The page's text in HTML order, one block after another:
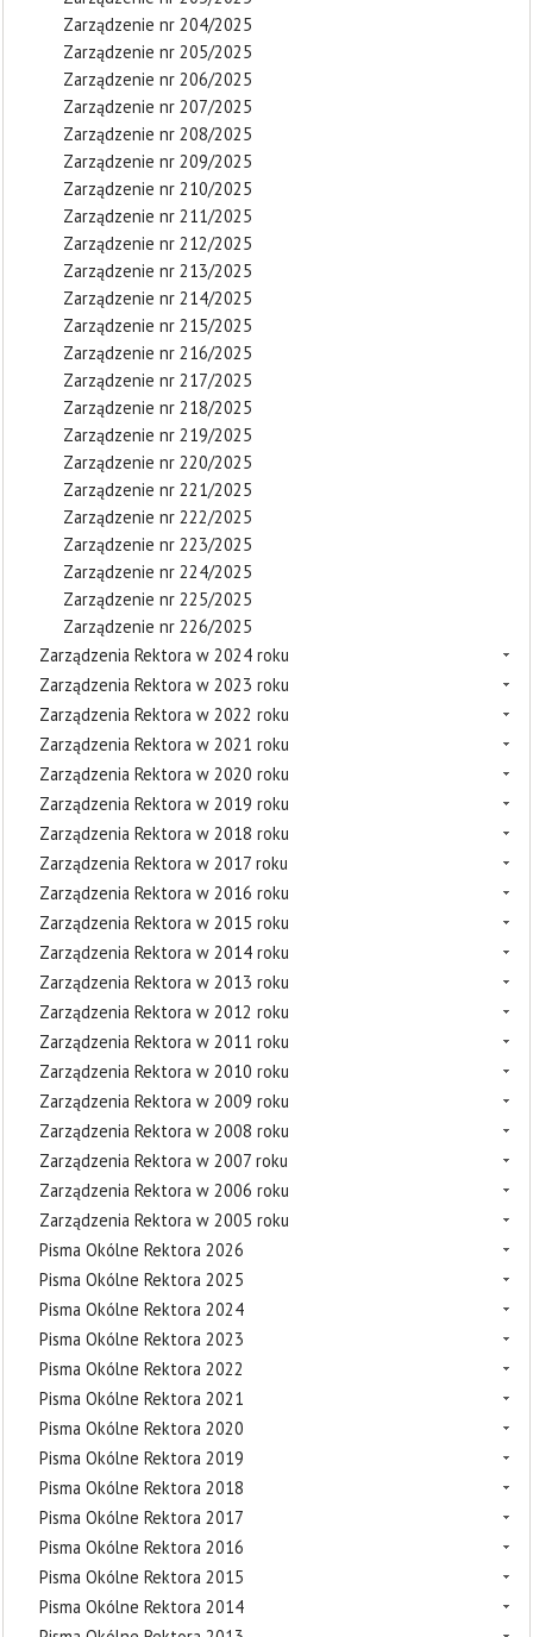
Zarządzenie nr 204/2025
Zarządzenie nr 205/2025
Zarządzenie nr 206/2025
Zarządzenie nr 207/2025
Zarządzenie nr 208/2025
Zarządzenie nr 209/2025
Zarządzenie nr 210/2025
Zarządzenie nr 211/2025
Zarządzenie nr 212/2025
Zarządzenie nr 213/2025
Zarządzenie nr 214/2025
Zarządzenie nr 215/2025
Zarządzenie nr 216/2025
Zarządzenie nr 217/2025
Zarządzenie nr 218/2025
Zarządzenie nr 219/2025
Zarządzenie nr 220/2025
Zarządzenie nr 221/2025
Zarządzenie nr 222/2025
Zarządzenie nr 223/2025
Zarządzenie nr 224/2025
Zarządzenie nr 225/2025
Zarządzenie nr 226/2025
Zarządzenia Rektora w 2024 roku
Zarządzenia Rektora w 2023 roku
Zarządzenia Rektora w 2022 roku
Zarządzenia Rektora w 2021 roku
Zarządzenia Rektora w 2020 roku
Zarządzenia Rektora w 2019 roku
Zarządzenia Rektora w 2018 roku
Zarządzenia Rektora w 2017 roku
Zarządzenia Rektora w 2016 roku
Zarządzenia Rektora w 2015 roku
Zarządzenia Rektora w 2014 roku
Zarządzenia Rektora w 2013 roku
Zarządzenia Rektora w 2012 roku
Zarządzenia Rektora w 2011 roku
Zarządzenia Rektora w 2010 roku
Zarządzenia Rektora w 2009 roku
Zarządzenia Rektora w 2008 roku
Zarządzenia Rektora w 2007 roku
Zarządzenia Rektora w 2006 roku
Zarządzenia Rektora w 2005 roku
Pisma Okólne Rektora 2026
Pisma Okólne Rektora 2025
Pisma Okólne Rektora 2024
Pisma Okólne Rektora 2023
Pisma Okólne Rektora 2022
Pisma Okólne Rektora 2021
Pisma Okólne Rektora 2020
Pisma Okólne Rektora 2019
Pisma Okólne Rektora 2018
Pisma Okólne Rektora 2017
Pisma Okólne Rektora 2016
Pisma Okólne Rektora 2015
Pisma Okólne Rektora 2014